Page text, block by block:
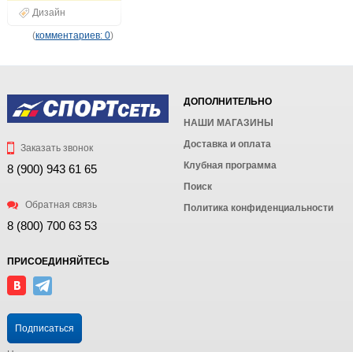
Дизайн
(комментариев: 0)
Заказать звонок
8 (900) 943 61 65
Обратная связь
8 (800) 700 63 53
ДОПОЛНИТЕЛЬНО
НАШИ МАГАЗИНЫ
Доставка и оплата
Клубная программа
Поиск
Политика конфиденциальности
ПРИСОЕДИНЯЙТЕСЬ
Подписаться